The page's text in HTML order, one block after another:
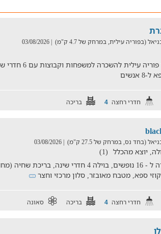
(בפוריה עילית, במרחק של 4.7 ק"מ) | 03/08/2026
וילת נופש ביישוב פוריה עילית להשכרה
אנשים
חדרי רחצה 4 בריכה
(בחד נס, במרחק של 27.5 ק"מ) | 03/08/2026
יוצא מהכלל (1)
וילת נופש להשכרה ל - 16 נופשים, בוילה 4 חדרי שינה, בריכת
ספא, מטבח מאובזר, סלון מרכזי וחצר
חדרי רחצה 4 בריכה סאונה